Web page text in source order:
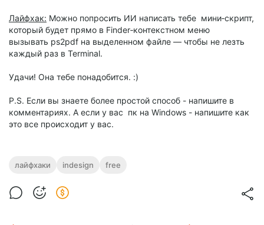
Лайфхак: Можно попросить ИИ написать тебе мини‑скрипт,
который будет прямо в Finder‑контекстном меню
вызывать ps2pdf на выделенном файле — чтобы не лезть
каждый раз в Terminal.
Удачи! Она тебе понадобится. :)
P.S. Если вы знаете более простой способ - напишите в
комментариях. А если у вас пк на Windows - напишите как
это все происходит у вас.
лайфхаки indesign free